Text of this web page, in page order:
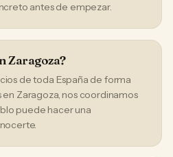
antes de empezar.
Zaragoza?
de toda España de forma
Zaragoza, nos coordinamos
puede hacer una